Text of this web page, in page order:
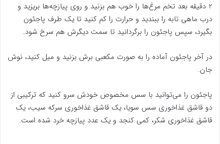
2 دقیقه بعد تخم مرغ‌ها را خوب هم بزنید و روی پیازچه‌ها بریزید و
درب ماهی تابه را ببندید و حرارت را کم کنید تا یک طرف پاجئون
بگیرد، سپس پاجئون را برگردانید تا سمت دیگرش هم سرخ شود.
در آخر پاجئون آماده را به صورت مکعبی برش بزنید و میل کنید، نوش
جان.
پاجئون را می‌توانید با سس مخصوص خودش سرو کنید که ترکیبی از
دو قاشق غذاخوری سس سویا، یک قاشق غذاخوری سرکه سیب، یک
قاشق غذاخوری شکر، کمی کنجد و یک عدد پیازچه خرد شده است.